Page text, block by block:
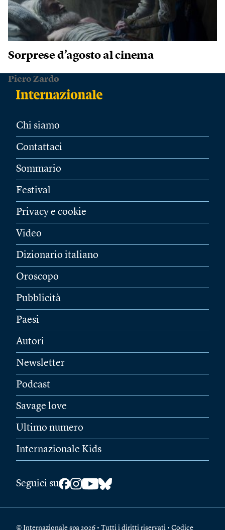
Sorprese d’agosto al cinema
Piero Zardo
Chi siamo
Contattaci
Sommario
Festival
Privacy e cookie
Video
Dizionario italiano
Oroscopo
Pubblicità
Paesi
Autori
Newsletter
Podcast
Savage love
Ultimo numero
Internazionale Kids
Seguici su
© Internazionale spa 2026 • Tutti i diritti riservati • Codice